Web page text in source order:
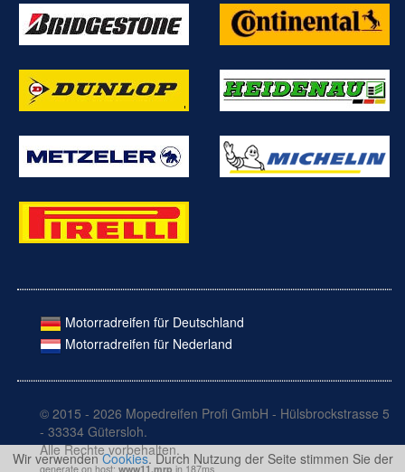
Wir verwendenCookies. Durch Nutzung der Seite stimmen Sie der
Motorradreifen für Deutschland
Motorradreifen für Nederland
© 2015 - 2026 Mopedreifen Profi GmbH - Hülsbrockstrasse 5
- 33334 Gütersloh.
Alle Rechte vorbehalten.
generate on host:www11.mrpin 187ms